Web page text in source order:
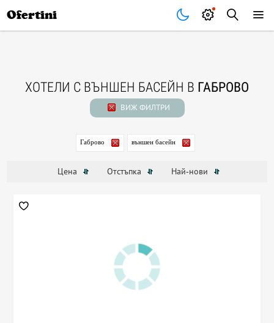
Ofertini
ХОТЕЛИ С ВЪНШЕН БАСЕЙН В ГАБРОВО
ВИЖ ФИЛТРИ
Габрово външен басейн
Цена Отстъпка Най-нови